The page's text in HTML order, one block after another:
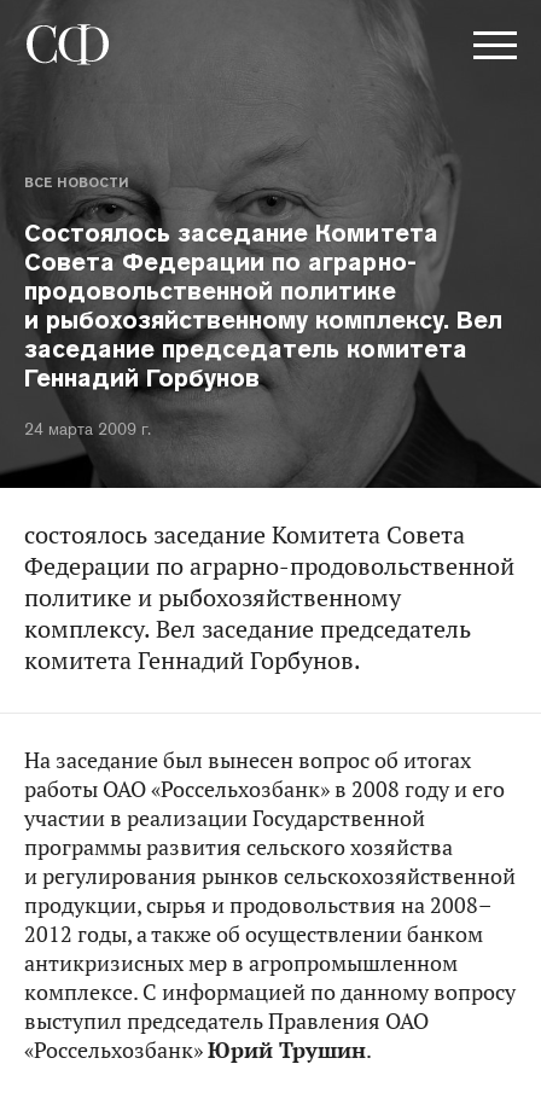
ВСЕ НОВОСТИ
Состоялось заседание Комитета
Совета Федерации по аграрно-
продовольственной политике
и рыбохозяйственному комплексу. Вел
заседание председатель комитета
Геннадий Горбунов
24 марта 2009 г.
состоялось заседание Комитета Совета
Федерации по аграрно-продовольственной
политике и рыбохозяйственному
комплексу. Вел заседание председатель
комитета Геннадий Горбунов.
На заседание был вынесен вопрос об итогах
работы ОАО «Россельхозбанк» в 2008 году и его
участии в реализации Государственной
программы развития сельского хозяйства
и регулирования рынков сельскохозяйственной
продукции, сырья и продовольствия на 2008–
2012 годы, а также об осуществлении банком
антикризисных мер в агропромышленном
комплексе. С информацией по данному вопросу
выступил председатель Правления ОАО
«Россельхозбанк»Юрий Трушин.